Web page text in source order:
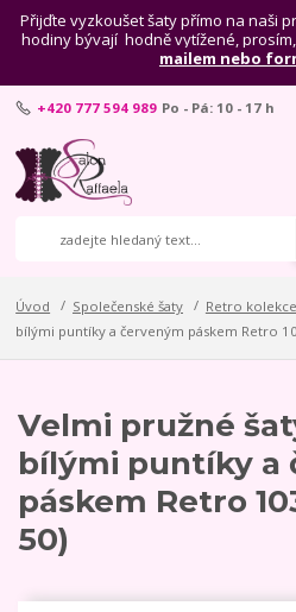
Přijďte vyzkoušet šaty přímo na naši
hodiny bývají hodně vytížené, prosím,
mailem nebo
+420 777 594 989 Po - Pá: 10 - 17 h
Úvod Společenské šaty Retro kolekce
bílými puntíky a červeným páskem Retro
Velmi pružné
bílými puntíky a
páskem Retro
50)